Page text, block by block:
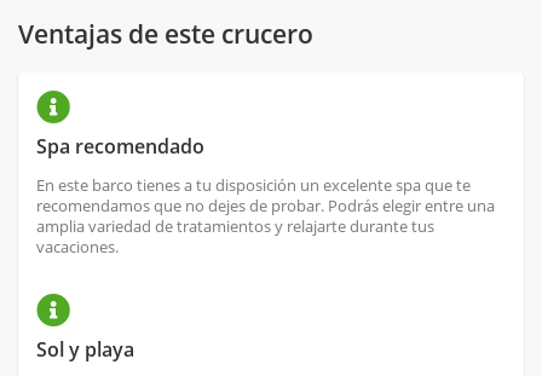
Ventajas de este crucero
Spa recomendado
En este barco tienes a tu disposición un excelente spa que te
recomendamos que no dejes de probar. Podrás elegir entre una
amplia variedad de tratamientos y relajarte durante tus
vacaciones.
Sol y playa